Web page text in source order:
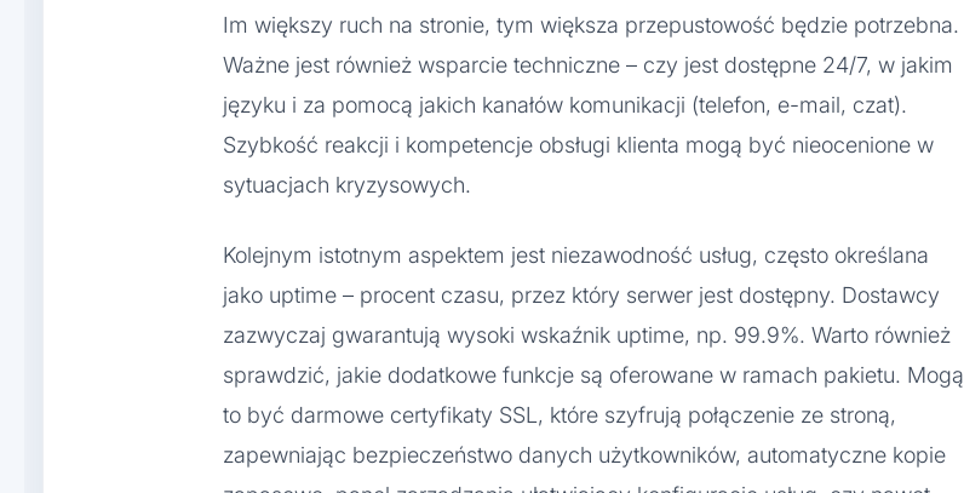
Im większy ruch na stronie, tym większa przepustowość będzie potrzebna.
Ważne jest również wsparcie techniczne – czy jest dostępne 24/7, w jakim
języku i za pomocą jakich kanałów komunikacji (telefon, e-mail, czat).
Szybkość reakcji i kompetencje obsługi klienta mogą być nieocenione w
sytuacjach kryzysowych.
Kolejnym istotnym aspektem jest niezawodność usług, często określana
jako uptime – procent czasu, przez który serwer jest dostępny. Dostawcy
zazwyczaj gwarantują wysoki wskaźnik uptime, np. 99.9%. Warto również
sprawdzić, jakie dodatkowe funkcje są oferowane w ramach pakietu. Mogą
to być darmowe certyfikaty SSL, które szyfrują połączenie ze stroną,
zapewniając bezpieczeństwo danych użytkowników, automatyczne kopie